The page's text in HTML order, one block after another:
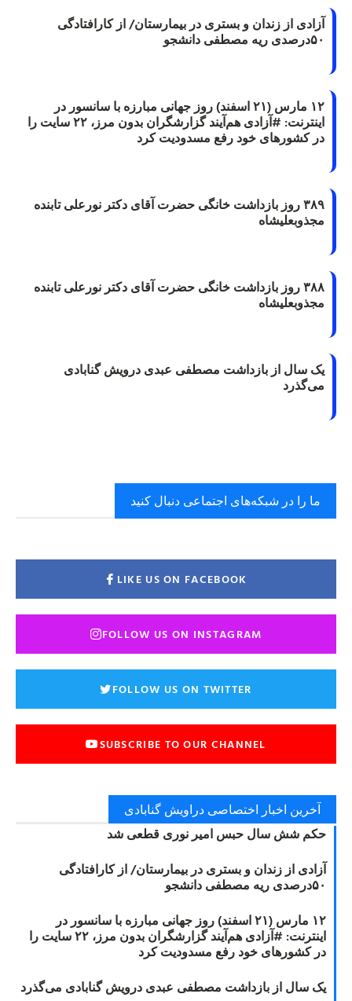
آزادی از زندان و بستری در بیمارستان/ از کارافتادگی
۵۰درصدی ریه مصطفی دانشجو
۱۲ مارس (۲۱ اسفند) روز جهانی مبارزه با سانسور در
اینترنت: #آزادی هم‌آیند گزارشگران‌ بدون مرز، ۲۲ سایت را
در کشورهای خود رفع مسدودیت کرد
۳۸۹ روز بازداشت خانگی حضرت آقای دکتر نورعلی تابنده
مجذوبعلیشاه
۳۸۸ روز بازداشت خانگی حضرت آقای دکتر نورعلی تابنده
مجذوبعلیشاه
یک سال از بازداشت مصطفی عبدی درویش گنابادی
می‌گذرد
ما را در شبکه‌های اجتماعی دنبال کنید
LIKE US ON FACEBOOK
FOLLOW US ON INSTAGRAM
FOLLOW US ON TWITTER
SUBSCRIBE TO OUR CHANNEL
آخرین اخبار اختصاصی دراویش گنابادی
حکم شش سال حبس امیر نوری قطعی شد
آزادی از زندان و بستری در بیمارستان/ از کارافتادگی
۵۰درصدی ریه مصطفی دانشجو
۱۲ مارس (۲۱ اسفند) روز جهانی مبارزه با سانسور در
اینترنت: #آزادی هم‌آیند گزارشگران‌ بدون مرز، ۲۲ سایت را
در کشورهای خود رفع مسدودیت کرد
یک سال از بازداشت مصطفی عبدی درویش گنابادی می‌گذرد